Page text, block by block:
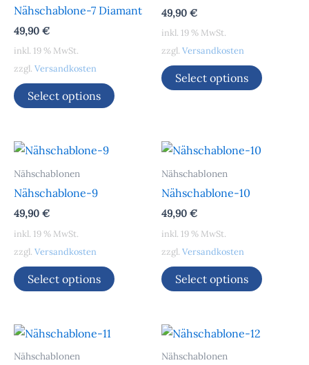
Nähschablone-7 Diamant
49,90 €
inkl. 19 % MwSt.
zzgl. Versandkosten
Select options
49,90 €
inkl. 19 % MwSt.
zzgl. Versandkosten
Select options
Nähschablonen
Nähschablone-9
49,90 €
inkl. 19 % MwSt.
zzgl. Versandkosten
Select options
Nähschablonen
Nähschablone-10
49,90 €
inkl. 19 % MwSt.
zzgl. Versandkosten
Select options
Nähschablonen Nähschablonen